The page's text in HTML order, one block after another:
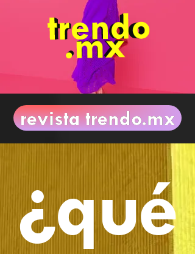
futuro delconsumo
revista trendo.mx
¿qué